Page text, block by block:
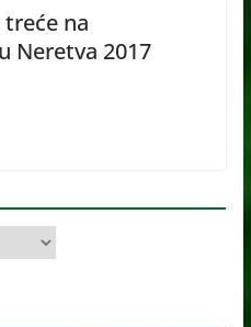
na
Neretva 2017